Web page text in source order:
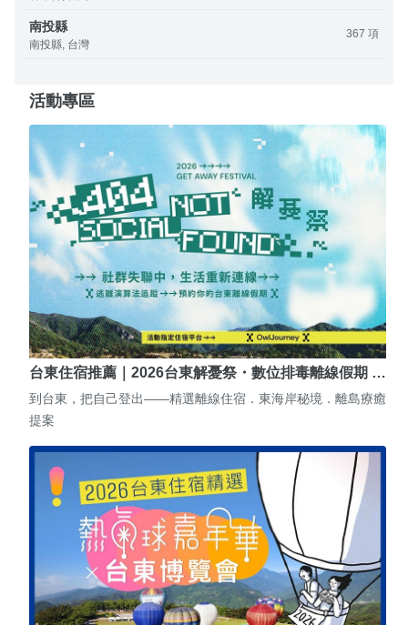
南投縣
南投縣, 台灣
367 項
活動專區
台東住宿推薦｜2026台東解憂祭・數位排毒離線假期 …
到台東，把自己登出——精選離線住宿．東海岸秘境．離島療癒
提案